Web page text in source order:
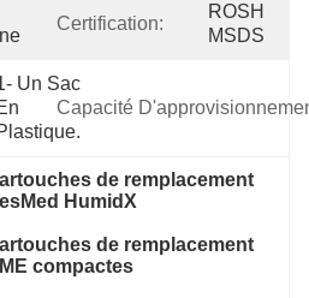
Certification:
ROSH
MSDS
Un Sac
Capacité
de remplacement
HumidX
de remplacement
compactes